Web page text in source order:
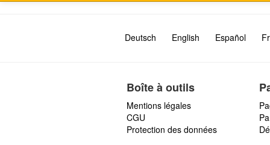
Deutsch English Español
Boîte à outils
Mentions légales
CGU
Protection des données